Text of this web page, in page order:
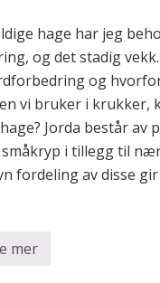
hage har jeg
og det stadig
og
vi bruker i krukker,
Jorda består av
småkryp i tillegg til
fordeling av disse
mer